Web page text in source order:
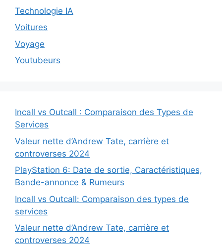
Technologie IA
Voitures
Voyage
Youtubeurs
Incall vs Outcall : Comparaison des Types de
Services
Valeur nette d’Andrew Tate, carrière et
controverses 2024
PlayStation 6: Date de sortie, Caractéristiques,
Bande-annonce & Rumeurs
Incall vs Outcall: Comparaison des types de
services
Valeur nette d’Andrew Tate, carrière et
controverses 2024